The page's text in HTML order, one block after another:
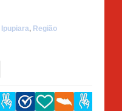
Ipupiara, Região